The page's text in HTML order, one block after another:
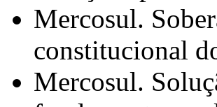
Mercosul.
constitucional
Mercosul.